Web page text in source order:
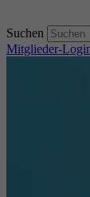
Suchen
Mitglieder-